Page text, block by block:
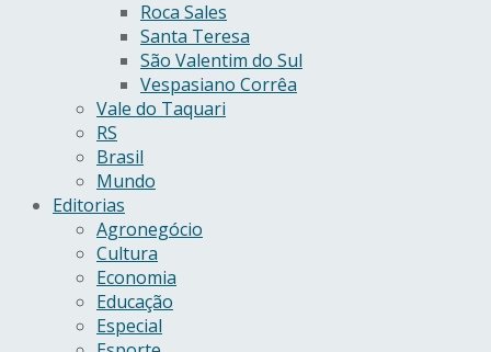
Roca Sales
Santa Teresa
São Valentim do Sul
Vespasiano Corrêa
Vale do Taquari
RS
Brasil
Mundo
Editorias
Agronegócio
Cultura
Economia
Educação
Especial